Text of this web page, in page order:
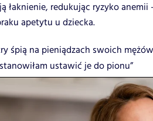
łaknienie, redukując ryzyko
apetytu u dziecka.
śpią na pieniądzach swoich
ustawić je do pionu”